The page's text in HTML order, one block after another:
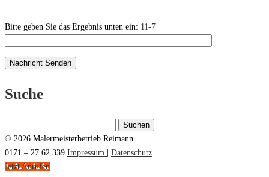
Bitte geben Sie das Ergebnis unten ein: 11-7
Suche
nach:
© 2026 Malermeisterbetrieb Reimann
0171 – 27 62 339 Impressum
Datenschutz
Jetzt Anrufen